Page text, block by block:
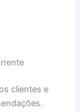
clientes e